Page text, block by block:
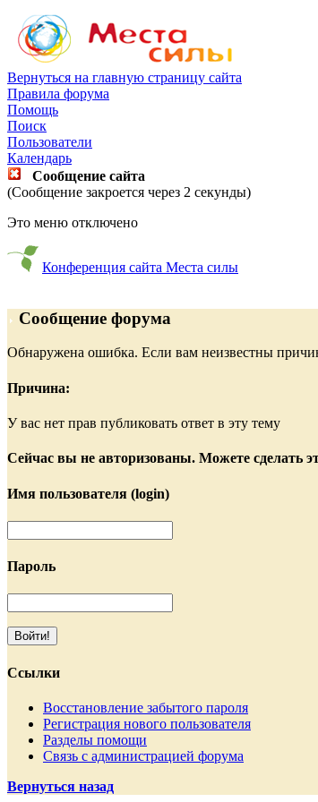
Вернуться на главную страницу сайта
Правила форума
Помощь
Поиск
Пользователи
Календарь
Сообщение сайта
(Сообщение закроется через 2 секунды)
Это меню отключено
Конференция сайта Места силы
Сообщение форума
Обнаружена ошибка. Если вам неизвестны
Причина:
У вас нет прав публиковать ответ в эту тему
Сейчас вы не авторизованы. Можете сделать
Имя пользователя (login)
Пароль
Ссылки
Восстановление забытого пароля
Регистрация нового пользователя
Разделы помощи
Связь с администрацией форума
Вернуться назад